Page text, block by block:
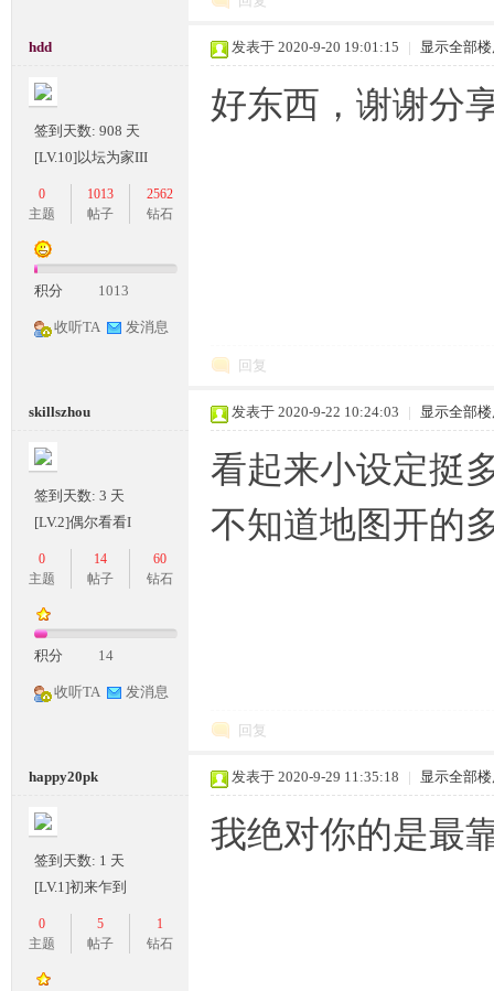
hdd
签到天数: 908 天
[LV.10]以坛为家III
0
主题
1013
帖子
2562
钻石
积分 1013
收听TA 发消息
发表于 2020-9-20 19:01:15 | 显示全部
好东西，谢谢分
回复
skillszhou
签到天数: 3 天
[LV.2]偶尔看看I
0
主题
14
帖子
60
钻石
积分 14
收听TA 发消息
发表于 2020-9-22 10:24:03 | 显示全部
看起来小设定挺
不知道地图开的
回复
happy20pk
签到天数: 1 天
[LV.1]初来乍到
0
主题
5
帖子
1
钻石
发表于 2020-9-29 11:35:18 | 显示全部
我绝对你的是最